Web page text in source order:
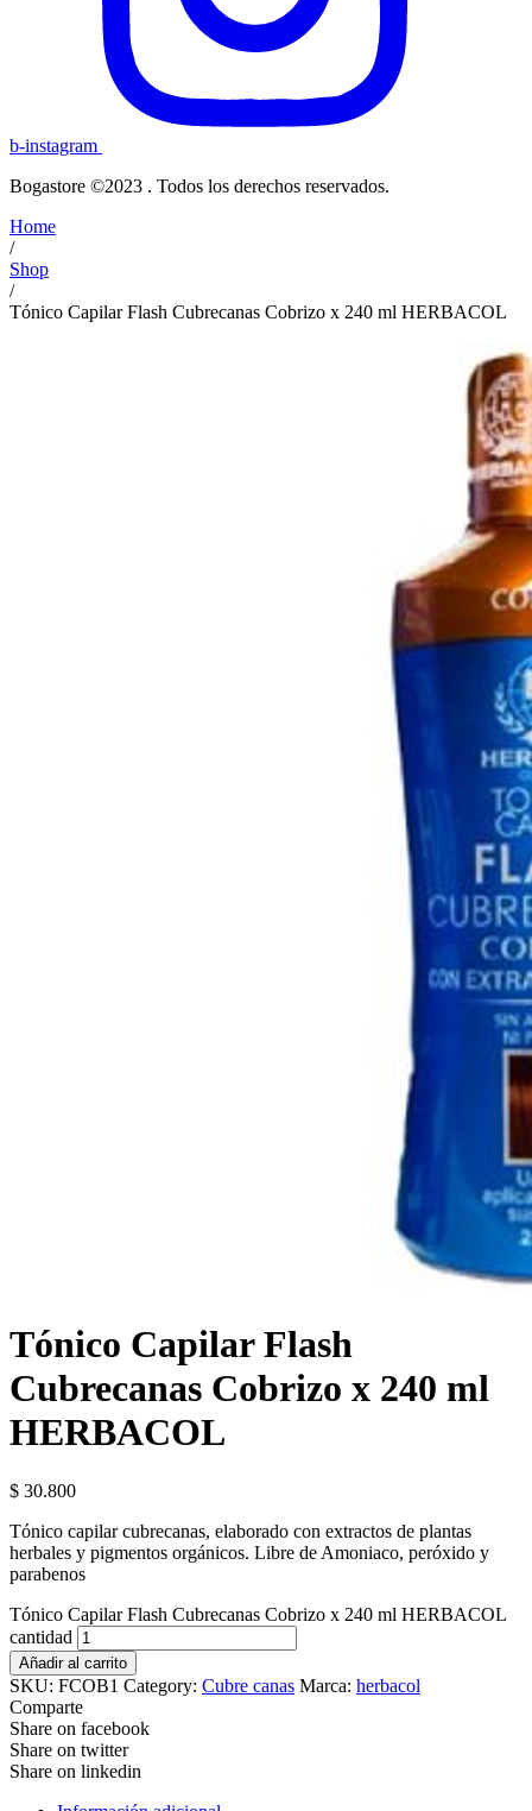
b-instagram
Bogastore ©2023 . Todos los derechos reservados.
Home
/
Shop
/
Tónico Capilar Flash Cubrecanas Cobrizo x 240 ml HERBACOL
Tónico Capilar Flash
Cubrecanas Cobrizo x 240 ml
HERBACOL
$ 30.800
Tónico capilar cubrecanas, elaborado con extractos de plantas
herbales y pigmentos orgánicos. Libre de Amoniaco, peróxido y
parabenos
Tónico Capilar Flash Cubrecanas Cobrizo x 240 ml HERBACOL
cantidad
Añadir al carrito
SKU: FCOB1 Category: Cubre canas Marca: herbacol
Comparte
Share on facebook
Share on twitter
Share on linkedin